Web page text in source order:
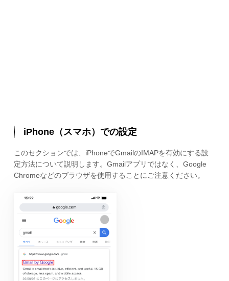
iPhone（スマホ）での設定
このセクションでは、iPhoneでGmailのIMAPを有効にする設
定方法について説明します。Gmailアプリではなく、Google
Chromeなどのブラウザを使用することにご注意ください。